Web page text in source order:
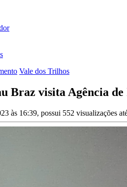
Vale dos Trilhos
Braz visita Agência
às 16:39, possui 552 visualizações